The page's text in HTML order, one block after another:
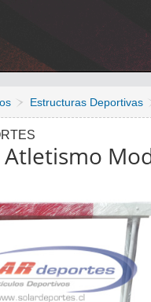
Estructuras Deportivas
Atletismo